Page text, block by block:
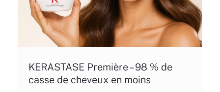
KERASTASE Première – 98 % de
casse de cheveux en moins